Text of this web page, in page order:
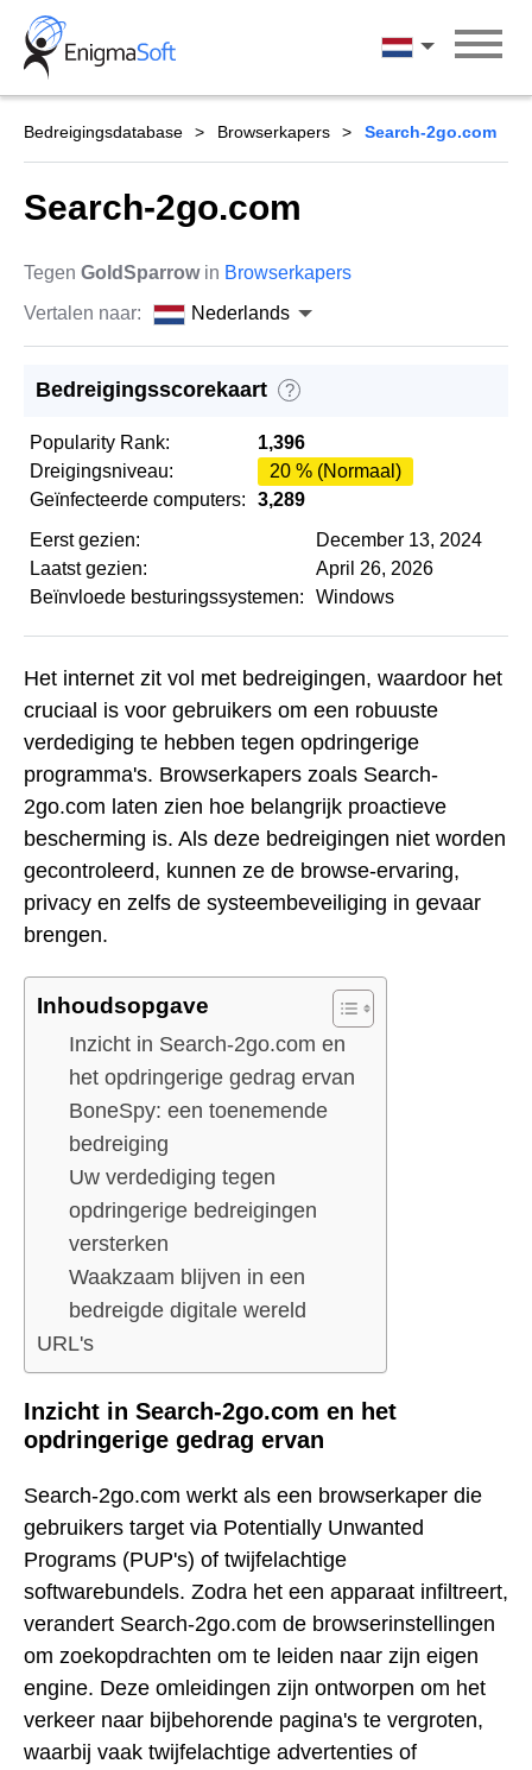
Skip
content
Nederlands
Bedreigingsdatabase Browserkapers Search-2go.com
Search-2go.com
Tegen GoldSparrowin Browserkapers
Vertalen naar:
Nederlands
Bedreigingsscorekaart ?
Popularity Rank:
1,396
Dreigingsniveau:
20 % (Normaal)
Geïnfecteerde computers:
3,289
Eerst gezien:
December 13, 2024
Laatst gezien:
April 26, 2026
Beïnvloede besturingssystemen:
Windows
Het internet zit vol met bedreigingen, waardoor het
cruciaal is voor gebruikers om een robuuste
verdediging te hebben tegen opdringerige
programma's. Browserkapers zoals Search-
2go.com laten zien hoe belangrijk proactieve
bescherming is. Als deze bedreigingen niet worden
gecontroleerd, kunnen ze de browse-ervaring,
privacy en zelfs de systeembeveiliging in gevaar
brengen.
Inhoudsopgave
Inzicht in Search-2go.com en
het opdringerige gedrag ervan
BoneSpy: een toenemende
bedreiging
Uw verdediging tegen
opdringerige bedreigingen
versterken
Waakzaam blijven in een
bedreigde digitale wereld
URL's
Inzicht in Search-2go.com en het
opdringerige gedrag ervan
Search-2go.com werkt als een browserkaper die
gebruikers target via Potentially Unwanted
Programs (PUP's) of twijfelachtige
softwarebundels. Zodra het een apparaat infiltreert,
verandert Search-2go.com de browserinstellingen
om zoekopdrachten om te leiden naar zijn eigen
engine. Deze omleidingen zijn ontworpen om het
verkeer naar bijbehorende pagina's te vergroten,
waarbij vaak twijfelachtige advertenties of